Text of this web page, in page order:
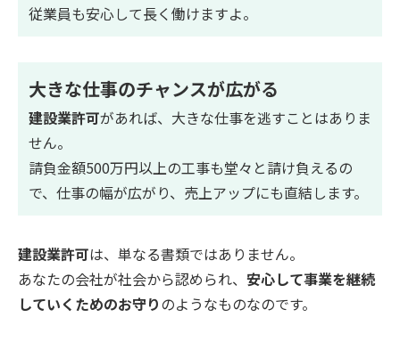
従業員も安心して長く働けますよ。
大きな仕事のチャンスが広がる
建設業許可があれば、大きな仕事を逃すことはありま
せん。
請負金額500万円以上の工事も堂々と請け負えるの
で、仕事の幅が広がり、売上アップにも直結します。
建設業許可は、単なる書類ではありません。
あなたの会社が社会から認められ、 安心して事業を継続
していくためのお守りのようなものなのです。